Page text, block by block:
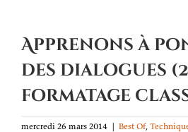
Apprenons à
des dialogues
formatage
mercredi 26 mars 2014 | Best Of,